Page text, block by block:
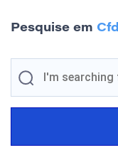
Pesquise em